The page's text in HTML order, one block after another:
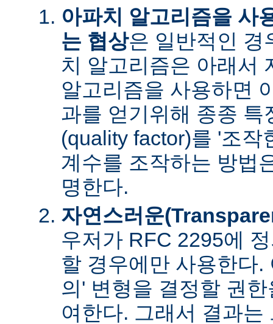
아파치 알고리즘을 사
는 협상은 일반적인 경
치 알고리즘은 아래서
알고리즘을 사용하면
과를 얻기위해 종종 특
(quality factor)를 '조작
계수를 조작하는 방법
명한다.
자연스러운
우저가 RFC 2295에
할 경우에만 사용한다.
의' 변형을 결정할 권
여한다. 그래서 결과